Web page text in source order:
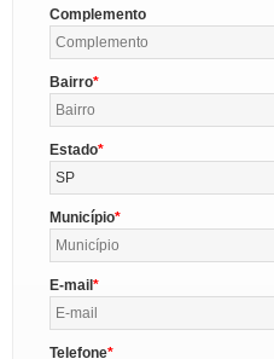
Complemento
Bairro
Estado
SP
Município
E-mail
Telefone